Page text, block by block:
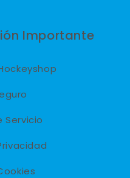
Importante
Servicio